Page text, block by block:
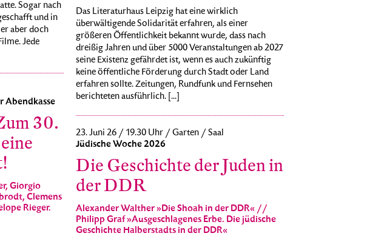
Sogar nach
und in
aber doch
Jede
Das Literaturhaus Leipzig hat eine wirklich
überwältigende Solidarität erfahren, als einer
größeren Öffentlichkeit bekannt wurde, dass nach
dreißig Jahren und über 5000 Veranstaltungen ab 2027
seine Existenz gefährdet ist, wenn es auch zukünftig
keine öffentliche Förderung durch Stadt oder Land
erfahren sollte. Zeitungen, Rundfunk und Fernsehen
berichteten ausführlich. [...]
Abendkasse
30.
Giorgio
Clemens
Rieger.
23. Juni 26 / 19.30 Uhr / Garten / Saal
Jüdische Woche 2026
Die Geschichte der Juden in
der DDR
Alexander Walther »Die Shoah in der DDR« //
Philipp Graf »Ausgeschlagenes Erbe. Die jüdische
Geschichte Halberstadts in der DDR«